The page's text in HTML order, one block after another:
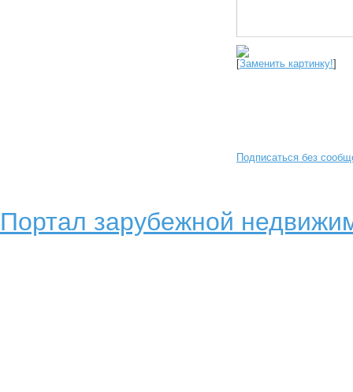
[Заменить картинку!]
Подписаться без
Портал зарубежной